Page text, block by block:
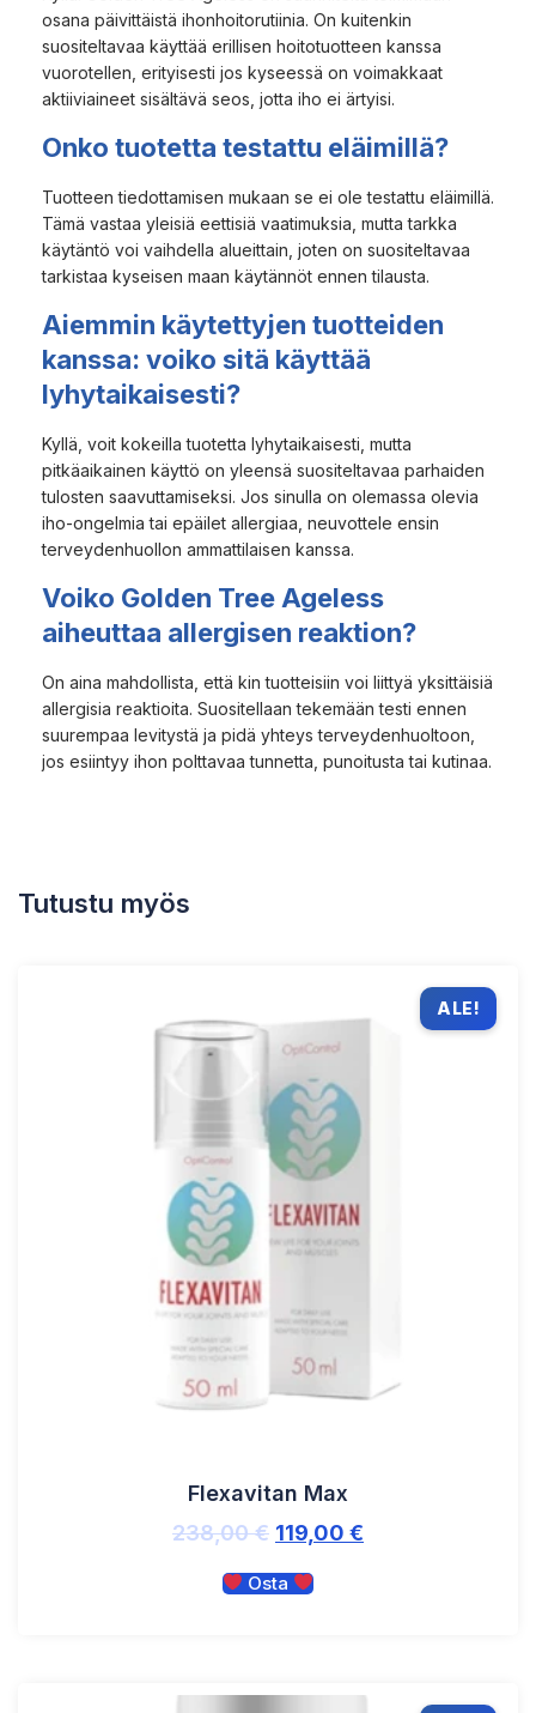
osana päivittäistä ihonhoitorutiinia. On kuitenkin
suositeltavaa käyttää erillisen hoitotuotteen kanssa
vuorotellen, erityisesti jos kyseessä on voimakkaat
aktiiviaineet sisältävä seos, jotta iho ei ärtyisi.
Onko tuotetta testattu eläimillä?
Tuotteen tiedottamisen mukaan se ei ole testattu eläimillä.
Tämä vastaa yleisiä eettisiä vaatimuksia, mutta tarkka
käytäntö voi vaihdella alueittain, joten on suositeltavaa
tarkistaa kyseisen maan käytännöt ennen tilausta.
Aiemmin käytettyjen tuotteiden
kanssa: voiko sitä käyttää
lyhytaikaisesti?
Kyllä, voit kokeilla tuotetta lyhytaikaisesti, mutta
pitkäaikainen käyttö on yleensä suositeltavaa parhaiden
tulosten saavuttamiseksi. Jos sinulla on olemassa olevia
iho-ongelmia tai epäilet allergiaa, neuvottele ensin
terveydenhuollon ammattilaisen kanssa.
Voiko Golden Tree Ageless
aiheuttaa allergisen reaktion?
On aina mahdollista, että kin tuotteisiin voi liittyä yksittäisiä
allergisia reaktioita. Suositellaan tekemään testi ennen
suurempaa levitystä ja pidä yhteys terveydenhuoltoon,
jos esiintyy ihon polttavaa tunnetta, punoitusta tai kutinaa.
Tutustu myös
ALE!
Flexavitan Max
238,00€ 119,00 €
Osta